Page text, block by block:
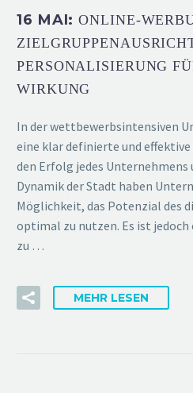
16 MAI:ONLINE-
PERSONALISIERUNG
WIRKUNG
In der wettbewerbsintensiven
eine klar definierte und
den Erfolg jedes Unternehmens
Dynamik der Stadt haben
Möglichkeit, das Potenzial des
optimal zu nutzen. Es ist
zu …
MEHR LESEN